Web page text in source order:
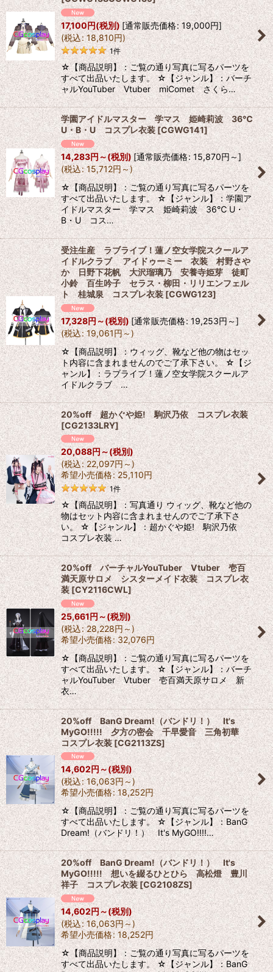
17,100円(税別) [通常販売価格: 19,000円]
(税込: 18,810円)
1件
☆【商品説明】：ご覧の通り写真に写るパーツを
すべて出品いたします。 ☆【ジャンル】：バーチ
ャルYouTuber Vtuber miComet さくら…
学園アイドルマスター 学マス 姫崎莉波 36℃
U・B・U コスプレ衣装[CGWG141]
14,283円～(税別) [通常販売価格: 15,870円～]
(税込: 15,712円～)
☆【商品説明】：ご覧の通り写真に写るパーツを
すべて出品いたします。 ☆【ジャンル】：学園ア
イドルマスター 学マス 姫崎莉波 36℃ U・
B・U コス…
受注生産 ラブライブ！蓮ノ空女学院スクールア
イドルクラブ アイドゥーミー 衣装 村野さや
か 日野下花帆 大沢瑠璃乃 安養寺姫芽 徒町
小鈴 百生吟子 セラス・柳田・リリエンフェル
ト 桂城泉 コスプレ衣装[CGWG123]
17,328円～(税別) [通常販売価格: 19,253円～]
(税込: 19,061円～)
☆【商品説明】：ウィッグ、靴など他の物はセッ
ト内容に含まれませんのでご了承下さい。 ☆【ジ
ャンル】：ラブライブ！蓮ノ空女学院スクールア
イドルクラブ …
20%off 超かぐや姫! 駒沢乃依 コスプレ衣装
[CG2133LRY]
20,088円～(税別)
(税込: 22,097円～)
希望小売価格: 25,110円
1件
☆【商品説明】：写真通り ウィッグ、靴など他の
物はセット内容に含まれませんのでご了承下さ
い。 ☆【ジャンル】：超かぐや姫! 駒沢乃依
コスプレ衣装 …
20%off バーチャルYouTuber Vtuber 壱百
満天原サロメ シスターメイド衣装 コスプレ衣
装[CY2116CWL]
25,661円～(税別)
(税込: 28,228円～)
希望小売価格: 32,076円
☆【商品説明】：ご覧の通り写真に写るパーツを
すべて出品いたします。 ☆【ジャンル】：バーチ
ャルYouTuber Vtuber 壱百満天原サロメ 新
衣…
20%off BanG Dream!（バンドリ！） It's
MyGO!!!!! 夕方の密会 千早愛音 三角初華
コスプレ衣装[CG2113ZS]
14,602円～(税別)
(税込: 16,063円～)
希望小売価格: 18,252円
☆【商品説明】：ご覧の通り写真に写るパーツを
すべて出品いたします。 ☆【ジャンル】：BanG
Dream!（バンドリ！） It's MyGO!!!!…
20%off BanG Dream!（バンドリ！） It's
MyGO!!!!! 想いを綴るひとひら 高松燈 豊川
祥子 コスプレ衣装 [CG2108ZS]
14,602円～(税別)
(税込: 16,063円～)
希望小売価格: 18,252円
☆【商品説明】：ご覧の通り写真に写るパーツを
すべて出品いたします。 ☆【ジャンル】：BanG